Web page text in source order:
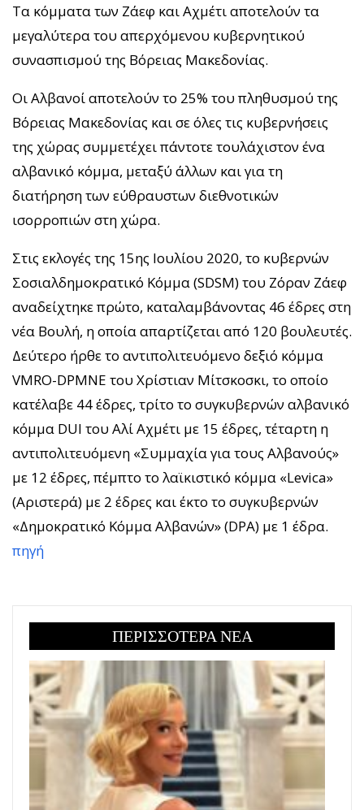
Τα κόμματα των Ζάεφ και Αχμέτι αποτελούν τα
μεγαλύτερα του απερχόμενου κυβερνητικού
συνασπισμού της Βόρειας Μακεδονίας.
Οι Αλβανοί αποτελούν το 25% του πληθυσμού της
Βόρειας Μακεδονίας και σε όλες τις κυβερνήσεις
της χώρας συμμετέχει πάντοτε τουλάχιστον ένα
αλβανικό κόμμα, μεταξύ άλλων και για τη
διατήρηση των εύθραυστων διεθνοτικών
ισορροπιών στη χώρα.
Στις εκλογές της 15ης Ιουλίου 2020, το κυβερνών
Σοσιαλδημοκρατικό Κόμμα (SDSM) του Ζόραν Ζάεφ
αναδείχτηκε πρώτο, καταλαμβάνοντας 46 έδρες στη
νέα Βουλή, η οποία απαρτίζεται από 120 βουλευτές.
Δεύτερο ήρθε το αντιπολιτευόμενο δεξιό κόμμα
VMRO-DPMNE του Χρίστιαν Μίτσκοσκι, το οποίο
κατέλαβε 44 έδρες, τρίτο το συγκυβερνών αλβανικό
κόμμα DUI του Αλί Αχμέτι με 15 έδρες, τέταρτη η
αντιπολιτευόμενη «Συμμαχία για τους Αλβανούς»
με 12 έδρες, πέμπτο το λαϊκιστικό κόμμα «Levica»
(Αριστερά) με 2 έδρες και έκτο το συγκυβερνών
«Δημοκρατικό Κόμμα Αλβανών» (DPA) με 1 έδρα.
πηγή
ΠΕΡΙΣΣΟΤΕΡΑ ΝΕΑ